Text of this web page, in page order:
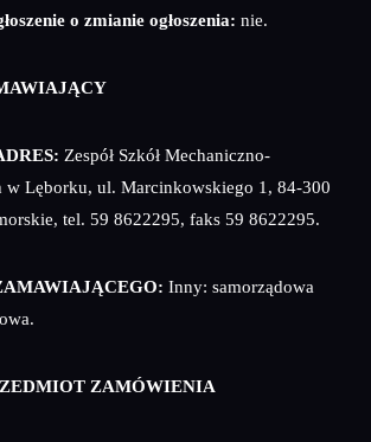
o zmianie ogłoszenia: nie.
Zespół Szkół Mechaniczno-
w Lęborku, ul. Marcinkowskiego 1, 84-300
tel. 59 8622295, faks 59 8622295.
Inny: samorządowa
ZAMÓWIENIA